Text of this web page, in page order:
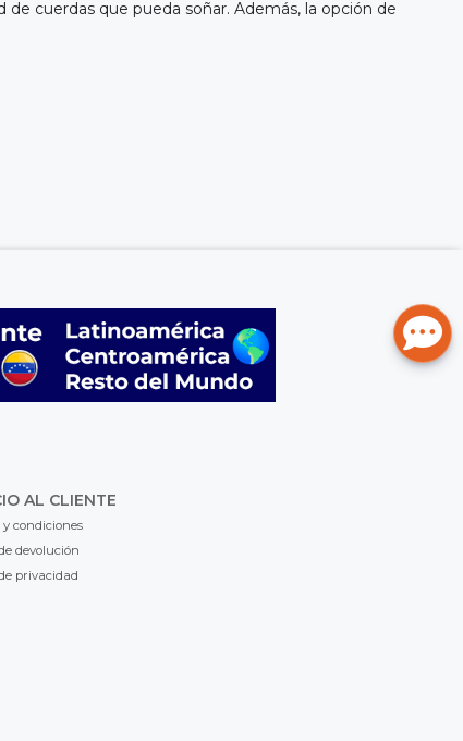
cuerdas que pueda soñar. Además, la opción de
AL CLIENTE
y condiciones
devolución
privacidad